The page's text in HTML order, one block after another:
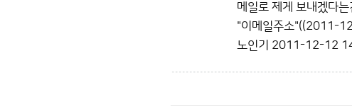
메일로 제게 보내겠다
"이메일주소"((2011-
노인기 2011-12-12